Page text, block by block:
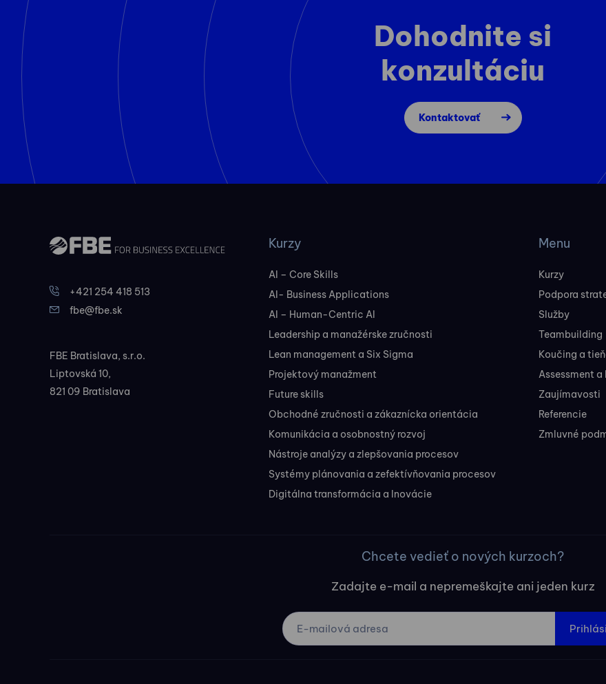
Dohodnite si
konzultáciu
Kontaktovať
+421 254 418 513
fbe@fbe.sk
FBE Bratislava, s.r.o.
Liptovská 10,
821 09 Bratislava
Kurzy
AI – Core Skills
AI- Business Applications
AI – Human-Centric AI
Leadership a manažérske zručnosti
Lean management a Six Sigma
Projektový manažment
Future skills
Obchodné zručnosti a zákaznícka orientácia
Komunikácia a osobnostný rozvoj
Nástroje analýzy a zlepšovania procesov
Systémy plánovania a zefektívňovania procesov
Digitálna transformácia a Inovácie
Menu
Kurzy
Podpora
Služby
Teambuilding
Koučing a
Assessment
Zaujímavosti
Referencie
Zmluvné
Chcete vedieť o nových kurzoch?
Zadajte e-mail a nepremeškajte ani jeden kurz